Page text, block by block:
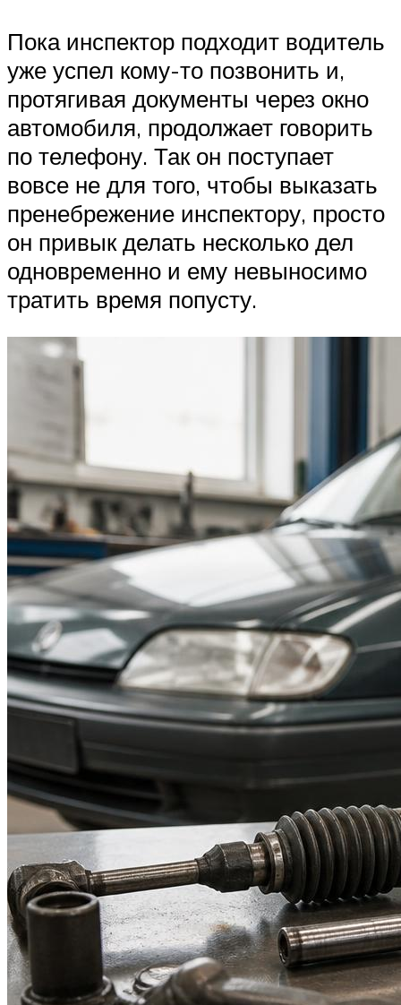
Пока инспектор подходит водитель
уже успел кому-то позвонить и,
протягивая документы через окно
автомобиля, продолжает говорить
по телефону. Так он поступает
вовсе не для того, чтобы выказать
пренебрежение инспектору, просто
он привык делать несколько дел
одновременно и ему невыносимо
тратить время попусту.